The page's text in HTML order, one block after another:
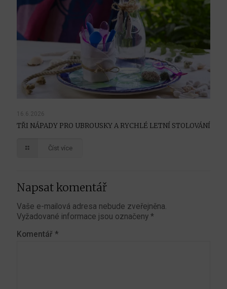
16.6.2026
TŘI NÁPADY PRO UBROUSKY A RYCHLÉ LETNÍ STOLOVÁNÍ
Číst více
Napsat komentář
Vaše e-mailová adresa nebude zveřejněna.
Vyžadované informace jsou označeny *
Komentář *